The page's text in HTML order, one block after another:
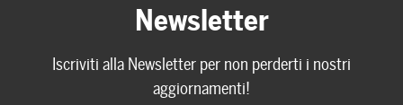
Newsletter
Iscriviti alla Newsletter per non perderti i nostri
aggiornamenti!